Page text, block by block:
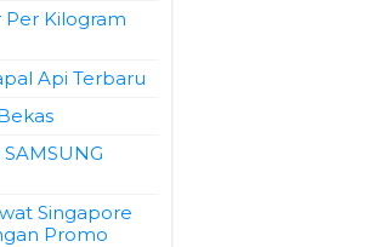
Kilogram
Api Terbaru
Singapore
Promo